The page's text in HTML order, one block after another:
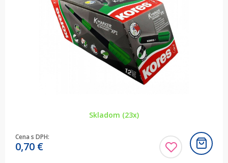
Skladom (23x)
Cena s DPH:
0,70 €